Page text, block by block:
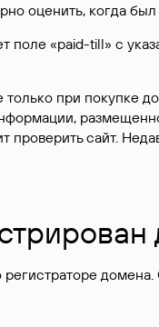
оценить, когда был
«paid-till» с
при
проверить сайт.
домена.